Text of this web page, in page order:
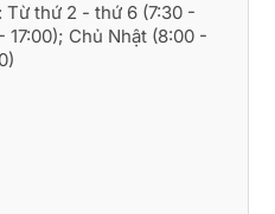
: Từ thứ 2 - thứ 6 (7:30 -
17:00); Chủ Nhật (8:00 -